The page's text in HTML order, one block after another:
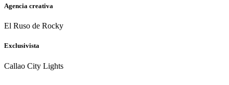
Agencia creativa
El Ruso de Rocky
Exclusivista
Callao City Lights